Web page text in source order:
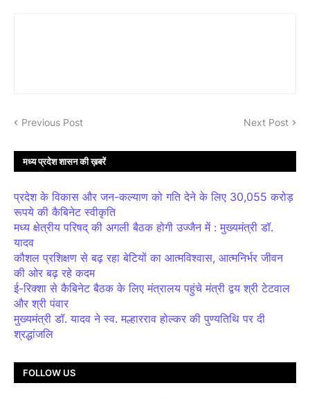
Previous Post Next Post
मध्य प्रदेश शासन की ख़बरें
प्रदेश के विकास और जन-कल्याण को गति देने के लिए 30,055 करोड़
रूपये की कैबिनेट स्वीकृति
मध्य क्षेत्रीय परिषद् की अगली बैठक होगी उज्जैन में : मुख्यमंत्री डॉ.
यादव
कौशल प्रशिक्षण से बढ़ रहा बेटियों का आत्मविश्वास, आत्मनिर्भर जीवन
की ओर बढ़ रहे कदम
ई-रिक्शा से कैबिनेट बैठक के लिए मंत्रालय पहुंचे मंत्री द्वय श्री टेटवाल
और श्री पंवार
मुख्यमंत्री डॉ. यादव ने स्व. मल्हारराव होल्कर की पुण्यतिथि पर दी
श्रद्धांजलि
FOLLOW US